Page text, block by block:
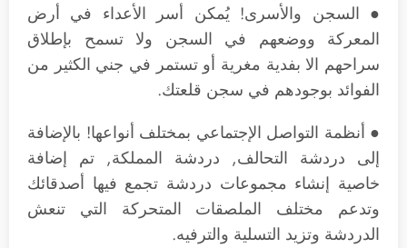
● السجن والأسرى! يُمكن أسر الأعداء في أرض
المعركة ووضعهم في السجن ولا تسمح بإطلاق
سراحهم الا بفدية مغرية أو تستمر في جني الكثير من
الفوائد بوجودهم في سجن قلعتك.
● أنظمة التواصل الإجتماعي بمختلف أنواعها! بالإضافة
إلى دردشة التحالف, دردشة المملكة, تم إضافة
خاصية إنشاء مجموعات دردشة تجمع فيها أصدقائك
وتدعم مختلف الملصقات المتحركة التي تنعش
الدردشة وتزيد التسلية والترفيه.